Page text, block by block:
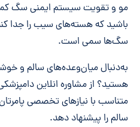
مو و تقویت سیستم ایمنی سگ
باشید که هسته‌های سیب را جدا
سگ‌ها سمی است.
به‌دنبال میان‌وعده‌های سالم و
هستید؟ از مشاوره انلاین
متناسب با نیازهای تخصصی
سالم را پیشنهاد دهد.